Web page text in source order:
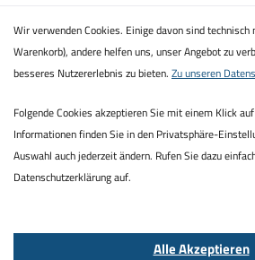
Vorteile bei uns
Ihres Gerätes
oReparaturen Außerhalb
der Garantie
oIhr
Wir verwenden Cookies. Einige davon sind technisch
Warenkorb), andere helfen uns, unser Angebot zu
besseres Nutzererlebnis zu bieten. Zu unseren
Folgende Cookies akzeptieren Sie mit einem Klick
Informationen finden Sie in den Privatsphäre-
Auswahl auch jederzeit ändern. Rufen Sie dazu
Datenschutzerklärung auf.
Alle Akzeptieren